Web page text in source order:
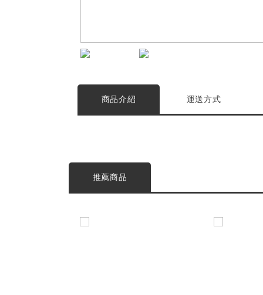
商品介紹 運送方式
推薦商品